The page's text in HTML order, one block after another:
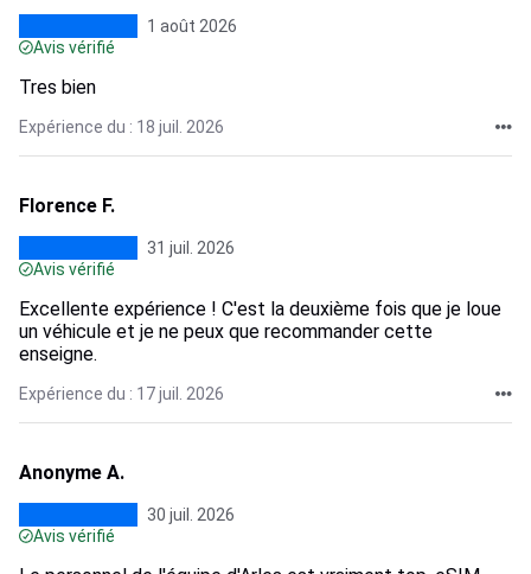
1 août 2026
Avis vérifié
Tres bien
Expérience du : 18 juil. 2026
Florence F.
31 juil. 2026
Avis vérifié
Excellente expérience ! C'est la deuxième fois que je loue
un véhicule et je ne peux que recommander cette
enseigne.
Expérience du : 17 juil. 2026
Anonyme A.
30 juil. 2026
Avis vérifié